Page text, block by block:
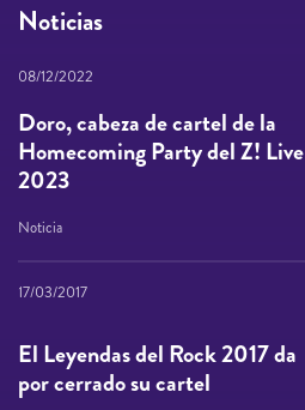
Noticias
08/12/2022
Doro, cabeza de cartel de la
Homecoming Party del Z! Live
2023
Noticia
17/03/2017
El Leyendas del Rock 2017 da
por cerrado su cartel